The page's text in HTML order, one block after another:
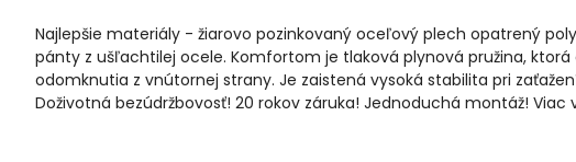
Najlepšie materiály - žiarovo pozinkovaný oceľový plech opatrený
pánty z ušľachtilej ocele. Komfortom je tlaková plynová pružina,
odomknutia z vnútornej strany. Je zaistená vysoká stabilita pri
Doživotná bezúdržbovosť! 20 rokov záruka! Jednoduchá montáž! Viac